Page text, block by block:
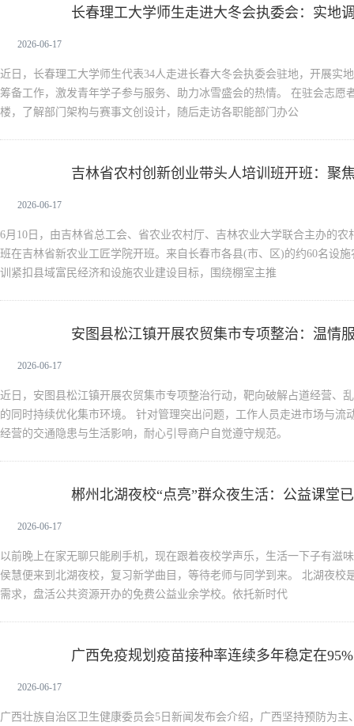
长春理工大学师生走进大冬会执委会：实地
热情2026-06-17
近日，长春理工大学师生代表34人走进长春大冬会执委会驻地，开展实
筹备工作，激发青年学子参与服务、助力冰雪盛会的热情。 在驻会志愿
楼，了解部门架构与赛事文创设计，随后走访各职能部门办公
吉林省农村创新创业带头人培训班开班：聚
“领头雁”
2026-06-17
6月10日，由吉林省总工会、省农业农村厅、吉林农业大学联合主办的
班在吉林省新农业工匠学院开班。来自长春市各县(市、区)的约60名设
训紧扣县域富民经济和设施农业建设目标，围绕棚室主推
安图县松江镇开展农贸集市专项整治：温情
2026-06-17
近日，安图县松江镇开展农贸集市专项整治行动，靶向破解占道经营、
的同时持续优化集市环境。 针对管理突出问题，工作人员走进市场与流
经营的交通隐患与生活影响，耐心引导商户自觉遵守规范。
郴州北湖夜校“点亮”群众夜生活：公益课堂
2026-06-17
以前晚上在家无聊只能刷手机，现在跟着夜校学声乐，生活一下子有滋
侯慧便来到北湖夜校，复习新学曲目，等待老师与同学到来。 北湖夜校
需求，盘活公共资源开办的免费公益业余学校。依托新时代
广西免疫规划疫苗接种率连续多年稳定在
势持续巩固
2026-06-17
广西壮族自治区卫生健康委员会5日新闻发布会介绍，广西坚持预防为